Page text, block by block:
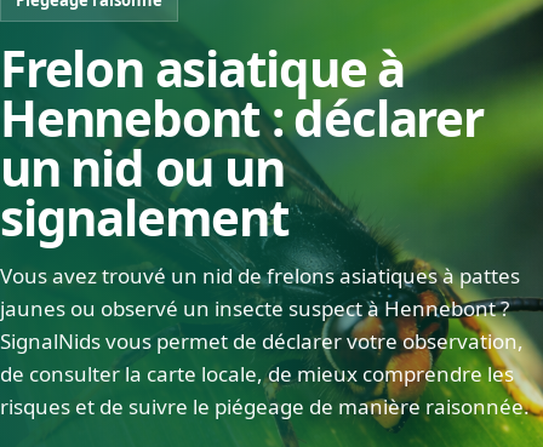
Frelon asiatique à
Hennebont : déclarer
un nid ou un
signalement
Vous avez trouvé un nid de frelons asiatiques à pattes
jaunes ou observé un insecte suspect à Hennebont ?
SignalNids vous permet de déclarer votre observation,
de consulter la carte locale, de mieux comprendre les
risques et de suivre le piégeage de manière raisonnée.